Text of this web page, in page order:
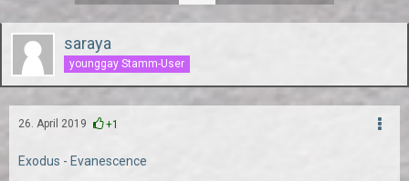
saraya
younggay Stamm-User
26. April 2019 +1
Exodus - Evanescence